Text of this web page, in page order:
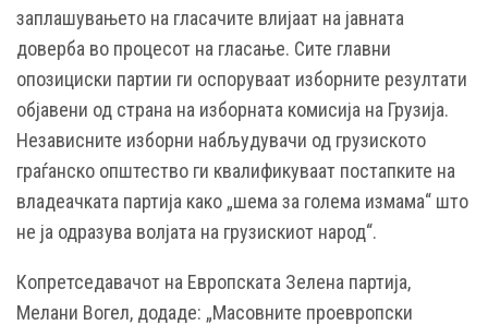
заплашувањето на гласачите влијаат на јавната
доверба во процесот на гласање. Сите главни
опозициски партии ги оспоруваат изборните резултати
објавени од страна на изборната комисија на Грузија.
Независните изборни набљудувачи од грузиското
граѓанско општество ги квалификуваат постапките на
владеачката партија како „шема за голема измама“ што
не ја одразува волјата на грузискиот народ“.
Копретседавачот на Европската Зелена партија,
Мелани Вогел, додаде: „Масовните проевропски